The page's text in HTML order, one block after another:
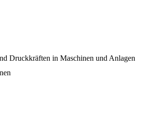
Druckkräften in Maschinen und Anlagen